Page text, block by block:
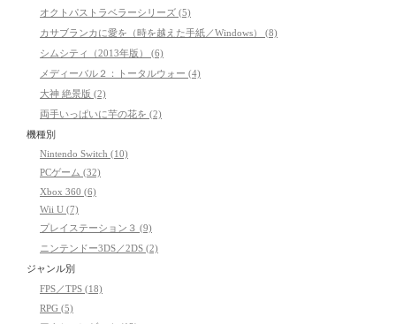
オクトパストラベラーシリーズ (5)
カサブランカに愛を（時を越えた手紙／Windows） (8)
シムシティ（2013年版） (6)
メディーバル２：トータルウォー (4)
大神 絶景版 (2)
両手いっぱいに芋の花を (2)
機種別
Nintendo Switch (10)
PCゲーム (32)
Xbox 360 (6)
Wii U (7)
プレイステーション３ (9)
ニンテンドー3DS／2DS (2)
ジャンル別
FPS／TPS (18)
RPG (5)